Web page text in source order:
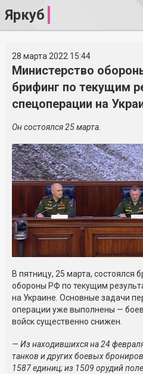
Яркуб
28 марта 2022 15:44
Министерство
брифинг по текущим
спецоперации на
Он состоялся 25 марта.
В пятницу, 25 марта, состоялся
обороны РФ по текущим
на Украине. Основные задачи
операции уже выполнены —
войск существенно снижен.
— Из находившихся на 24
танков и других боевых
1587 единиц; из 1509 орудий